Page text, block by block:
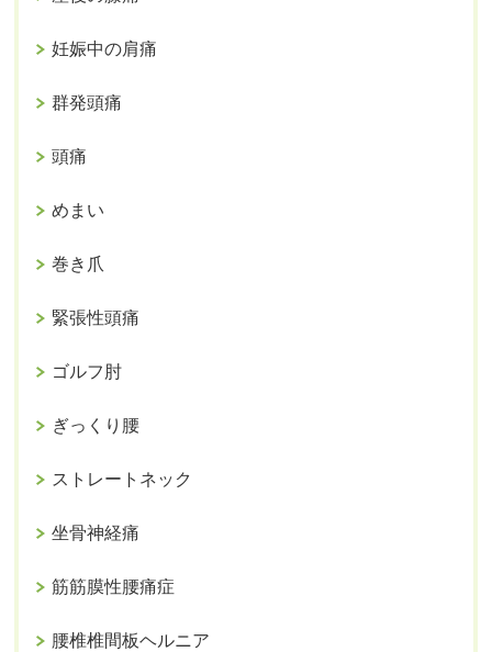
妊娠中の肩痛
群発頭痛
頭痛
めまい
巻き爪
緊張性頭痛
ゴルフ肘
ぎっくり腰
ストレートネック
坐骨神経痛
筋筋膜性腰痛症
腰椎椎間板ヘルニア